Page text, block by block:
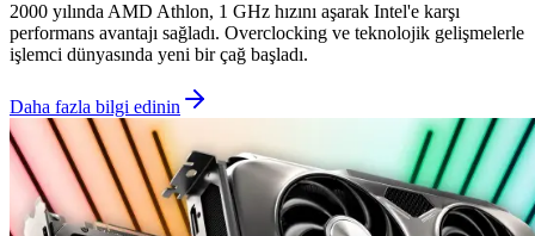
2000 yılında AMD Athlon, 1 GHz hızını aşarak Intel'e karşı
performans avantajı sağladı. Overclocking ve teknolojik gelişmelerle
işlemci dünyasında yeni bir çağ başladı.
Daha fazla bilgi edinin